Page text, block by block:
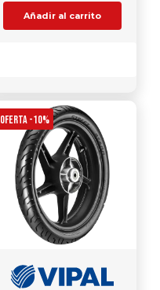
Añadir al carrito
OFERTA -10%